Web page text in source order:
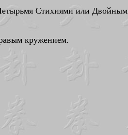
Стихиями или Двойным
кружением.